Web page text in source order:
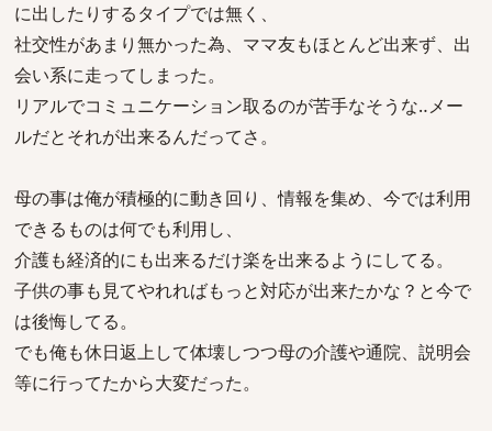
に出したりするタイプでは無く、
社交性があまり無かった為、ママ友もほとんど出来ず、出
会い系に走ってしまった。
リアルでコミュニケーション取るのが苦手なそうな‥メー
ルだとそれが出来るんだってさ。
母の事は俺が積極的に動き回り、情報を集め、今では利用
できるものは何でも利用し、
介護も経済的にも出来るだけ楽を出来るようにしてる。
子供の事も見てやれればもっと対応が出来たかな？と今で
は後悔してる。
でも俺も休日返上して体壊しつつ母の介護や通院、説明会
等に行ってたから大変だった。